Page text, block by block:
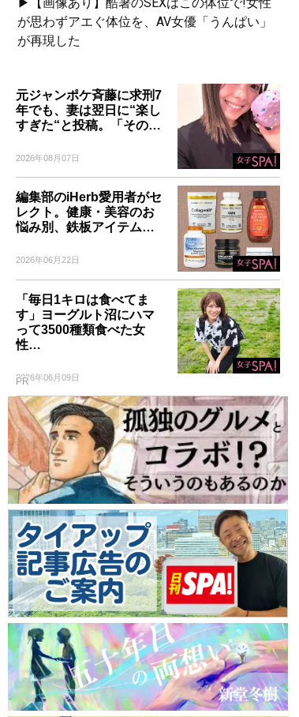
が思わずアエぐ体位を、AV女優「うんぱい」
が再現した
元ジャンポケ斉藤に求刑7
年でも、妻は翌日に“楽し
すぎた“と投稿。「その…
2026年08月07日
編集部のiHerb愛用者がセ
レクト。健康・美容のお
悩み別、鉄板アイテム…
2026年06月22日
「毎日1キロは食べてま
す」ヨーグルト沼にハマ
って3500種類食べた女
性…
2026年06月09日
PR